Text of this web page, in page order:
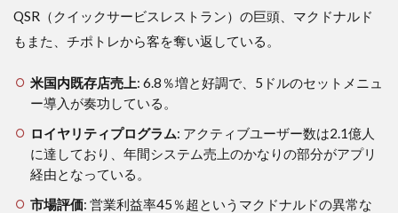
QSR（クイックサービスレストラン）の巨頭、マクドナルド
もまた、チポトレから客を奪い返している。
米国内既存店売上: 6.8％増と好調で、5ドルのセットメニュ
ー導入が奏功している。
ロイヤリティプログラム: アクティブユーザー数は2.1億人
に達しており、年間システム売上のかなりの部分がアプリ
経由となっている。
市場評価: 営業利益率45％超というマクドナルドの異常な